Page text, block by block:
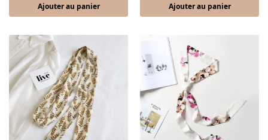
Ajouter au panier Ajouter au panier